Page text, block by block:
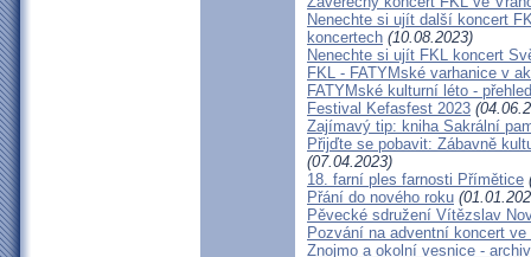
Nenechte si ujít další koncert
koncertech (10.08.2023)
Nenechte si ujít FKL koncert
FKL - FATYMské varhanice v
FATYMské kulturní léto -
Festival Kefasfest 2023
Zajímavý tip: kniha Sakrální
Přijďte se pobavit: Zábavně
(07.04.2023)
18. farní ples farnosti Přímětice
Přání do nového roku
Pěvecké sdružení Vítězslav
Pozvání na adventní koncert
Znojmo a okolní vesnice -